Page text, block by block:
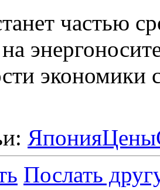
частью
экономики
ЯпонияЦены
Послать